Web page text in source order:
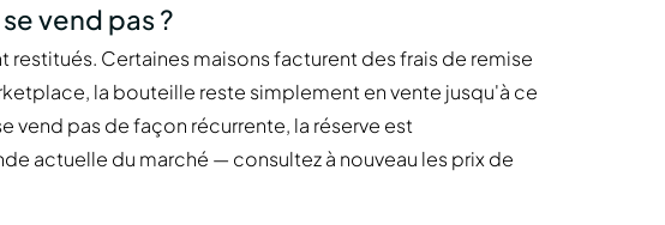
vend pas ?
restitués. Certaines maisons facturent des frais de remise
la bouteille reste simplement en vente jusqu'à ce
vend pas de façon récurrente, la réserve est
actuelle du marché — consultez à nouveau les prix de